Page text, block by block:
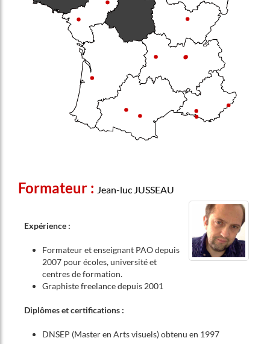
Formateur : Jean-luc JUSSEAU
Expérience :
Formateur et enseignant PAO depuis
2007 pour écoles, université et
centres de formation.
Graphiste freelance depuis 2001
Diplômes et certifications :
DNSEP (Master en Arts visuels) obtenu en 1997